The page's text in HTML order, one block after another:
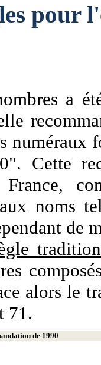
pour
a
numéraux
Cette
noms
de
alors le
71.
de 1990